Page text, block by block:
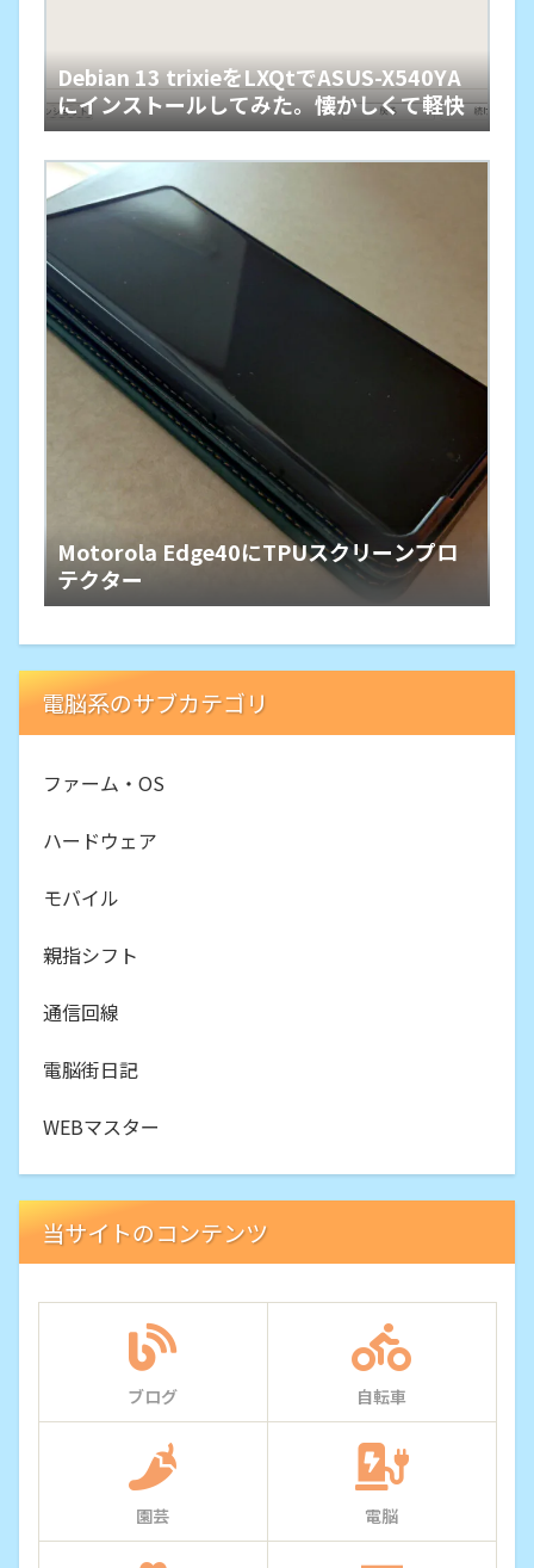
Debian 13 trixieをLXQtでASUS-X540YA
にインストールしてみた。懐かしくて軽快
Motorola Edge40にTPUスクリーンプロ
テクター
電脳系のサブカテゴリ
ファーム・OS
ハードウェア
モバイル
親指シフト
通信回線
電脳街日記
WEBマスター
当サイトのコンテンツ
ブログ 自転車
園芸 電脳